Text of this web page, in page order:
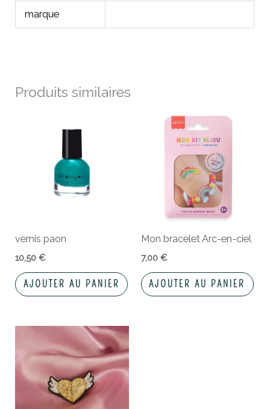
marque
Produits similaires
vernis paon
10,50€
AJOUTER AU PANIER
Mon bracelet Arc-en-ciel
7,00 €
AJOUTER AU PANIER